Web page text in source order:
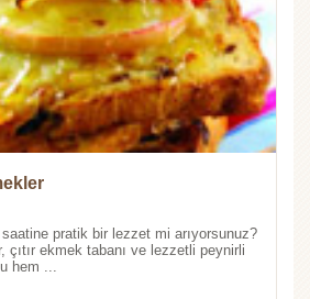
pratik bir lezzet mi arıyorsunuz?
çıtır ekmek tabanı ve lezzetli peynirli
hem ...